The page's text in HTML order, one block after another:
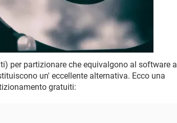
per partizionare che equivalgono al software a
un' eccellente alternativa. Ecco una
gratuiti: